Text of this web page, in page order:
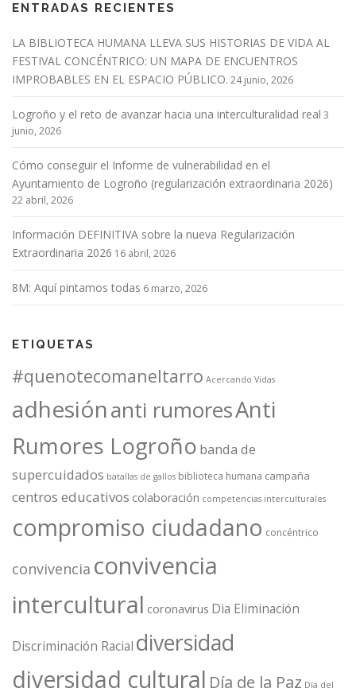
c
i
ó
n
e
e
n
t
r
d
a
s
ENTRADAS RECIENTES
LA BIBLIOTECA HUMANA LLEVA SUS HISTORIAS DE VIDA AL
FESTIVAL CONCÉNTRICO: UN MAPA DE ENCUENTROS
IMPROBABLES EN EL ESPACIO PÚBLICO. 24 junio, 2026
Logroño y el reto de avanzar hacia una interculturalidad real 3
junio, 2026
Cómo conseguir el Informe de vulnerabilidad en el
Ayuntamiento de Logroño (regularización extraordinaria 2026)
22 abril, 2026
Información DEFINITIVA sobre la nueva Regularización
Extraordinaria 2026 16 abril, 2026
8M: Aquí pintamos todas 6 marzo, 2026
ETIQUETAS
#quenotecomaneltarro Acercando Vidas
adhesiónanti rumoresAnti
Rumores Logroño banda de
supercuidados batallas de gallos biblioteca humana campaña
centros educativos colaboración competencias interculturales
compromiso ciudadano concéntrico
convivencia convivencia
intercultural coronavirus Dia Eliminación
Discriminación Racial diversidad
diversidad cultural Día de la Paz Día del